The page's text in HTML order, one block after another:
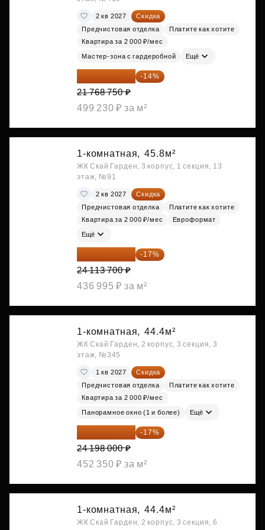
2 кв 2027
Скидка
Предчистовая отделка
Платите как хотите
Квартира за 2 000 ₽/мес
Мастер-зона с гардеробной Ещё
18 721 125 ₽ -14%
21 768 750 ₽
499 230 ₽ за м²
1-комнатная, 45.8м²
ЖК Скай Гарден, 3 корпус, 1 секция, 13
этаж, №91
2 кв 2027
Скидка
Предчистовая отделка
Платите как хотите
Квартира за 2 000 ₽/мес
Евроформат
Ещё
20 014 371 ₽ -17%
24 113 700 ₽
436 995 ₽ за м²
1-комнатная, 44.4м²
ЖК Скай Гарден, 2 корпус, 3 секция, 3
этаж, №345
1 кв 2027
Скидка
Предчистовая отделка
Платите как хотите
Квартира за 2 000 ₽/мес
Панорамное окно (1 и более) Ещё
20 084 340 ₽ -17%
24 198 000 ₽
452 350 ₽ за м²
1-комнатная, 44.4м²
ЖК Скай Гарден, 2 корпус, 3 секция, 6